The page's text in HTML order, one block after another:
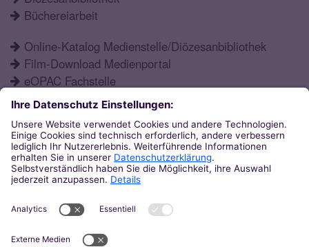
Büchereiarbeit
Online-Katalog Medienstelle/Diözesanbibliothek
Film-Download Medienportal
eOPAC Fachstelle
Fortbildungsprogramm
Schulformen
Öffnungszeiten
Aktuelles
52066Aachen